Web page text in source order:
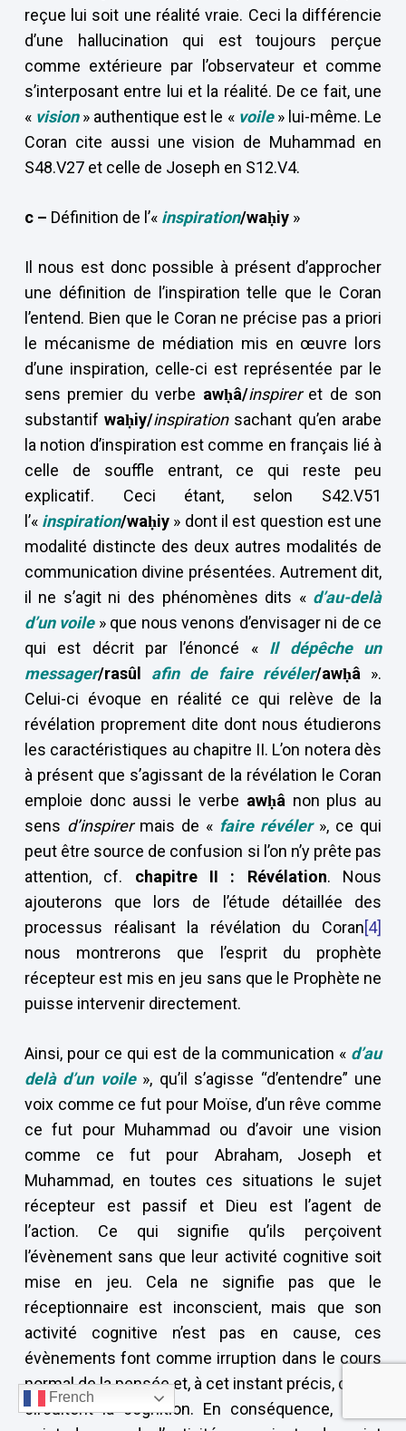
reçue lui soit une réalité vraie. Ceci la différencie
d’une hallucination qui est toujours perçue
comme extérieure par l’observateur et comme
s’interposant entre lui et la réalité. De ce fait, une
« vision» authentique est le « voile » lui-même. Le
Coran cite aussi une vision de Muhammad en
S48.V27 et celle de Joseph en S12.V4.
c – Définition de l’« inspiration/waḥiy »
Il nous est donc possible à présent d’approcher
une définition de l’inspiration telle que le Coran
l’entend. Bien que le Coran ne précise pas a priori
le mécanisme de médiation mis en œuvre lors
d’une inspiration, celle-ci est représentée par le
sens premier du verbe awḥâ/inspireret de son
substantifwaḥiy/inspirationsachant qu’en arabe
la notion d’inspiration est comme en français lié à
celle de souffle entrant, ce qui reste peu
explicatif. Ceci étant, selon S42.V51
l’« inspiration/waḥiy » dont il est question est une
modalité distincte des deux autres modalités de
communication divine présentées. Autrement dit,
il ne s’agit ni des phénomènes dits « d’au-delà
d’un voile » que nous venons d’envisager ni de ce
qui est décrit par l’énoncé « Il dépêche un
messager/rasûl afin de faire révéler/awḥâ ».
Celui-ci évoque en réalité ce qui relève de la
révélation proprement dite dont nous étudierons
les caractéristiques au chapitre II. L’on notera dès
à présent que s’agissant de la révélation le Coran
emploie donc aussi le verbe awḥâ non plus au
sens d’inspirermais de « faire révéler », ce qui
peut être source de confusion si l’on n’y prête pas
attention, cf. chapitre II : Révélation. Nous
ajouterons que lors de l’étude détaillée des
processus réalisant la révélation du Coran[4]
nous montrerons que l’esprit du prophète
récepteur est mis en jeu sans que le Prophète ne
puisse intervenir directement.
Ainsi, pour ce qui est de la communication « d’au
delà d’un voile», qu’il s’agisse “d’entendre” une
voix comme ce fut pour Moïse, d’un rêve comme
ce fut pour Muhammad ou d’avoir une vision
comme ce fut pour Abraham, Joseph et
Muhammad, en toutes ces situations le sujet
récepteur est passif et Dieu est l’agent de
l’action. Ce qui signifie qu’ils perçoivent
l’évènement sans que leur activité cognitive soit
mise en jeu. Cela ne signifie pas que le
réceptionnaire est inconscient, mais que son
activité cognitive n’est pas en cause, ces
évènements font comme irruption dans le cours
normal de la pensée et, à cet instant précis, court-
circuitent la cognition. En conséquence, si du
French